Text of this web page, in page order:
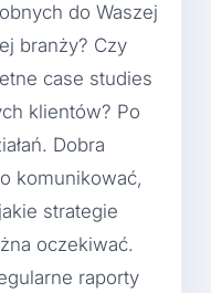
do Waszej
branży? Czy
case studies
klientów? Po
Dobra
komunikować,
strategie
oczekiwać.
raporty